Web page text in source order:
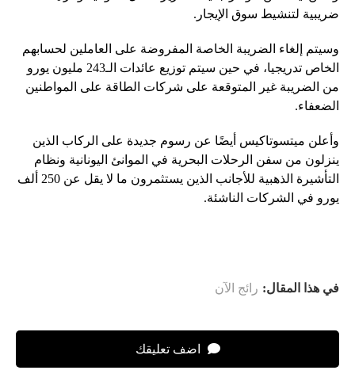
ضريبية لتنشيط سوق الإيجار.
وسيتم إلغاء الضريبة الخاصة المفروضة على العاملين لحسابهم
الخاص تدريجيا، في حين سيتم توزيع عائدات الـ243 مليون يورو
من الضريبة غير المتوقعة على شركات الطاقة على المواطنين
الضعفاء.
وأعلن ميتسوتاكيس أيضًا عن رسوم جديدة على الركاب الذين
ينزلون من سفن الرحلات البحرية في الموانئ اليونانية ونظام
التأشيرة الذهبية للأجانب الذين يستثمرون ما لا يقل عن 250 ألف
يورو في الشركات الناشئة.
في هذا المقال: رائج الآن
اضف تعليقك